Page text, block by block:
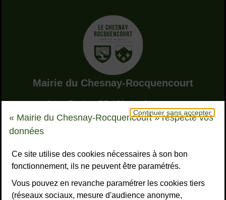
Continuer sans accepter
« Mairie du Chesnay-Rocquencourt » respecte vos
données
Ce site utilise des cookies nécessaires à son bon
fonctionnement, ils ne peuvent être paramétrés.
Vous pouvez en revanche paramétrer les cookies tiers
(réseaux sociaux, mesure d'audience anonyme,
Adresse dans le pied de page
Mairie du Chesnay-Rocquencourt
78155 Le Chesnay-Rocquencourt cedex
NOUS CONTACTER
S’ABONNER À LA LETTRE D’INFO
Liens réseaux sociaux